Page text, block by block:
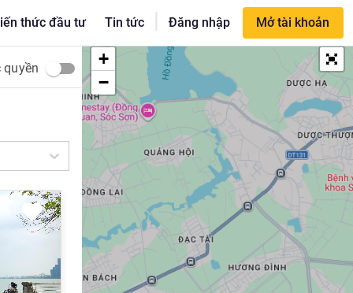
thức đầu tư Tin tức | Đăng nhập Mở tài khoản
+
−